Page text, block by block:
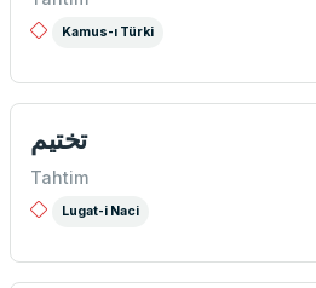
Kamus-ı Türki
تختيم
Tahtim
Lugat-i Naci